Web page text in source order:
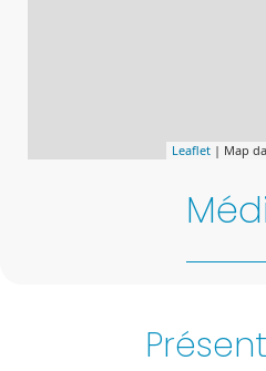
Leaflet | Map